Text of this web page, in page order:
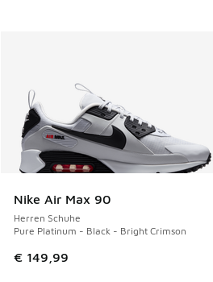
Nike Air Max 90
Herren Schuhe
Pure Platinum - Black - Bright Crimson
€ 149,99